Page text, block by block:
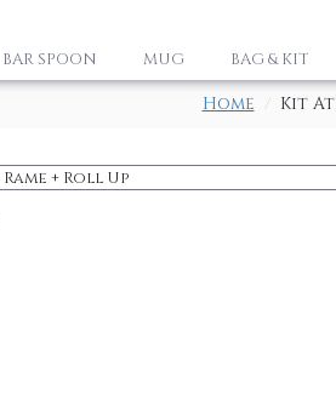
BAR SPOON MUG BAG & KIT
Home Kit